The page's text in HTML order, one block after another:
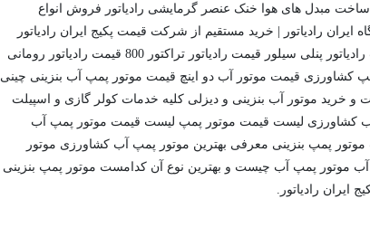
مبدل های هوا خنک عنصر گرمایشی رادیاتور فروش انواع
ایران رادیاتور | خرید مستقیم از شرکت قیمت پکیج ایران رادیاتور
قیمت پمپ آب بنزینی 3 اینچ قیمت رادیاتور قیمت رادیاتور پنلی سیلور قیمت رادیاتور تراکتور 800 قیمت رادیاتور رومانی
کشاورزی قیمت موتور آب دو اینچ قیمت موتور پمپ آب بنزینی چینی
خرید موتور آب بنزینی و دیزلی کلیه خدمات کولر گازی و اسپیلت
پمپ آب کشاورزی لیست قیمت موتور پمپ لیست قیمت موتور پمپ آب
پمپ بنزینی معرفی بهترین موتور پمپ آب کشاورزی موتور
موتور پمپ آب چیست و بهترین نوع آن کدامست موتور پمپ بنزینی
رادیاتور.